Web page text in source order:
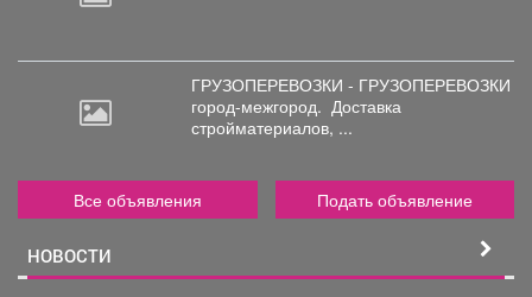
ГРУЗОПЕРЕВОЗКИ - ГРУЗОПЕРЕВОЗКИ
город-межгород. Доставка
стройматериалов, ...
Все объявления Подать объявление
НОВОСТИ